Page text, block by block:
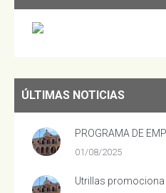
ÚLTIMAS NOTICIAS
PROGRAMA DE
01/08/2025
Utrillas